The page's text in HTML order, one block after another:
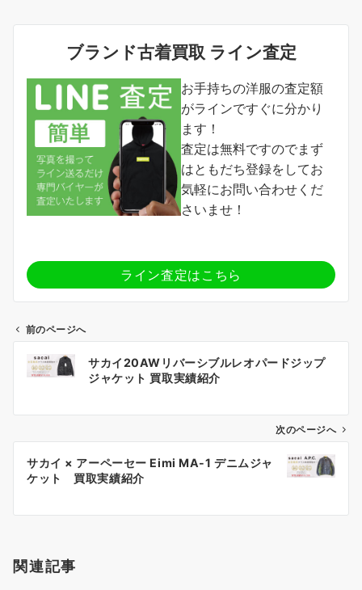
ブランド古着買取 ライン査定
お手持ちの洋服の査定額
がラインですぐに分かり
ます！
査定は無料ですのでまず
はともだち登録をしてお
気軽にお問い合わせくだ
さいませ！
ライン査定はこちら
ビ
ン
前のページへ
サカイ20AWリバーシブルレオパードジップ
ジャケット 買取実績紹介
次のページへ
サカイ × アーペーセー Eimi MA-1 デニムジャ
ケット 買取実績紹介
関連記事